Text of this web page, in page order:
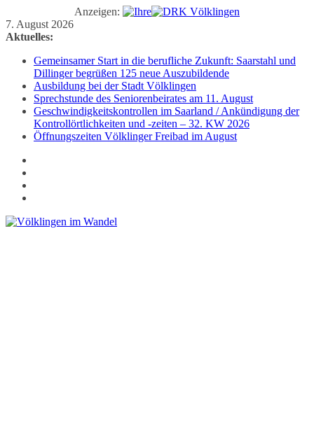
Anzeigen:
Zum
Inhalt
7. August 2026
Aktuelles:
Gemeinsamer Start in die berufliche Zukunft: Saarstahl und
Dillinger begrüßen 125 neue Auszubildende
Ausbildung bei der Stadt Völklingen
Sprechstunde des Seniorenbeirates am 11. August
Geschwindigkeitskontrollen im Saarland / Ankündigung der
Kontrollörtlichkeiten und -zeiten – 32. KW 2026
Öffnungszeiten Völklinger Freibad im August